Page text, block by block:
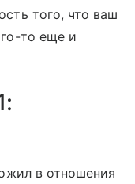
того, что ваш
то еще и
в отношения